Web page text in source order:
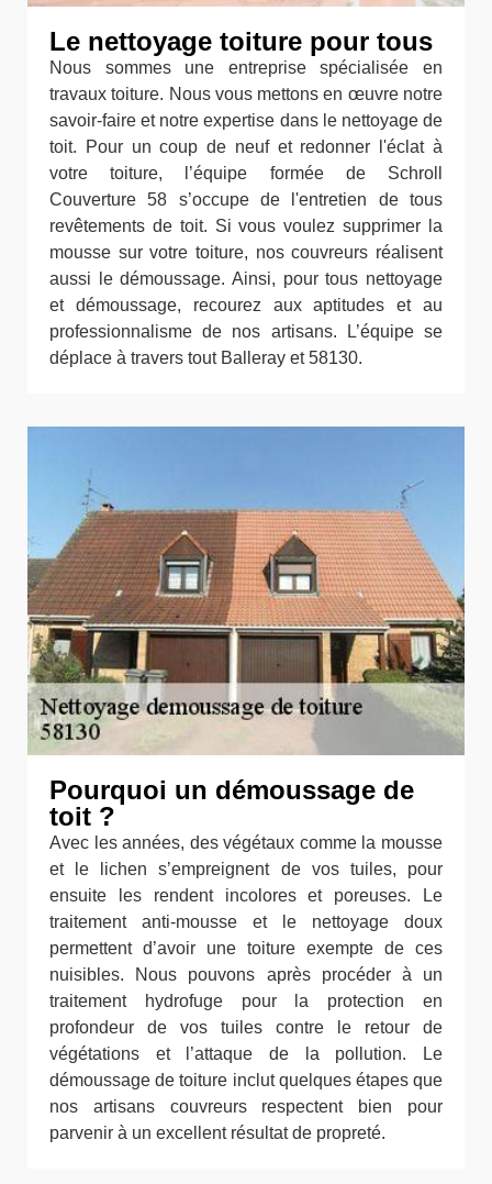
Le nettoyage toiture pour tous
Nous sommes une entreprise spécialisée en
travaux toiture. Nous vous mettons en œuvre notre
savoir-faire et notre expertise dans le nettoyage de
toit. Pour un coup de neuf et redonner l'éclat à
votre toiture, l’équipe formée de Schroll
Couverture 58 s’occupe de l'entretien de tous
revêtements de toit. Si vous voulez supprimer la
mousse sur votre toiture, nos couvreurs réalisent
aussi le démoussage. Ainsi, pour tous nettoyage
et démoussage, recourez aux aptitudes et au
professionnalisme de nos artisans. L’équipe se
déplace à travers tout Balleray et 58130.
Pourquoi un démoussage de
toit ?
Avec les années, des végétaux comme la mousse
et le lichen s’empreignent de vos tuiles, pour
ensuite les rendent incolores et poreuses. Le
traitement anti-mousse et le nettoyage doux
permettent d’avoir une toiture exempte de ces
nuisibles. Nous pouvons après procéder à un
traitement hydrofuge pour la protection en
profondeur de vos tuiles contre le retour de
végétations et l’attaque de la pollution. Le
démoussage de toiture inclut quelques étapes que
nos artisans couvreurs respectent bien pour
parvenir à un excellent résultat de propreté.